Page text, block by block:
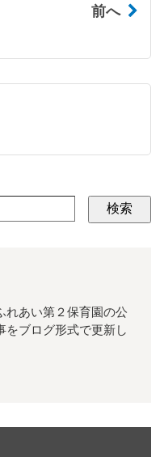
前へ
検索
れあい第２保育園の公
をブログ形式で更新し